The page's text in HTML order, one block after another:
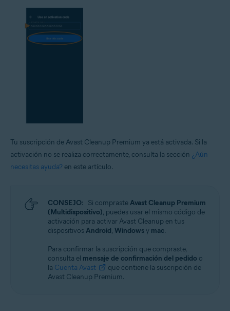
Tu suscripción de Avast Cleanup Premium ya está activada. Si la
activación no se realiza correctamente, consulta la sección ¿Aún
necesitas ayuda? en este artículo.
CONSEJO: Si comprasteAvast Cleanup Premium
(Multidispositivo), puedes usar el mismo código de
activación para activar Avast Cleanup en tus
dispositivosAndroid, Windowsy mac.
Para confirmar la suscripción que compraste,
consulta el mensaje de confirmación del pedido o
la Cuenta Avast
que contiene la suscripción de
Avast Cleanup Premium.